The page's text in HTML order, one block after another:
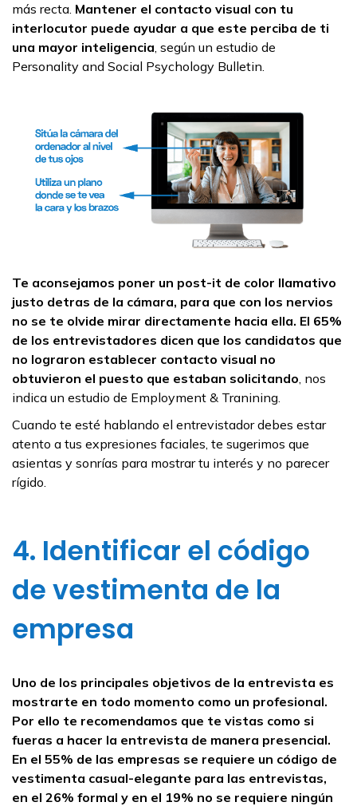
más recta. Mantener el contacto visual con tu
interlocutor puede ayudar a que este perciba de ti
una mayor inteligencia , según un estudio de
Personality and Social Psychology Bulletin.
Te aconsejamos poner un post-it de color llamativo
justo detras de la cámara, para que con los nervios
no se te olvide mirar directamente hacia ella. El 65%
de los entrevistadores dicen que los candidatos que
no lograron establecer contacto visual no
obtuvieron el puesto que estaban solicitando , nos
indica un estudio de Employment & Tranining.
Cuando te esté hablando el entrevistador debes estar
atento a tus expresiones faciales, te sugerimos que
asientas y sonrías para mostrar tu interés y no parecer
rígido.
4. Identificar el código
de vestimenta de la
empresa
Uno de los principales objetivos de la entrevista es
mostrarte en todo momento como un profesional.
Por ello te recomendamos que te vistas como si
fueras a hacer la entrevista de manera presencial.
En el 55% de las empresas se requiere un código de
vestimenta casual-elegante para las entrevistas,
en el 26% formal y en el 19% no se requiere ningún